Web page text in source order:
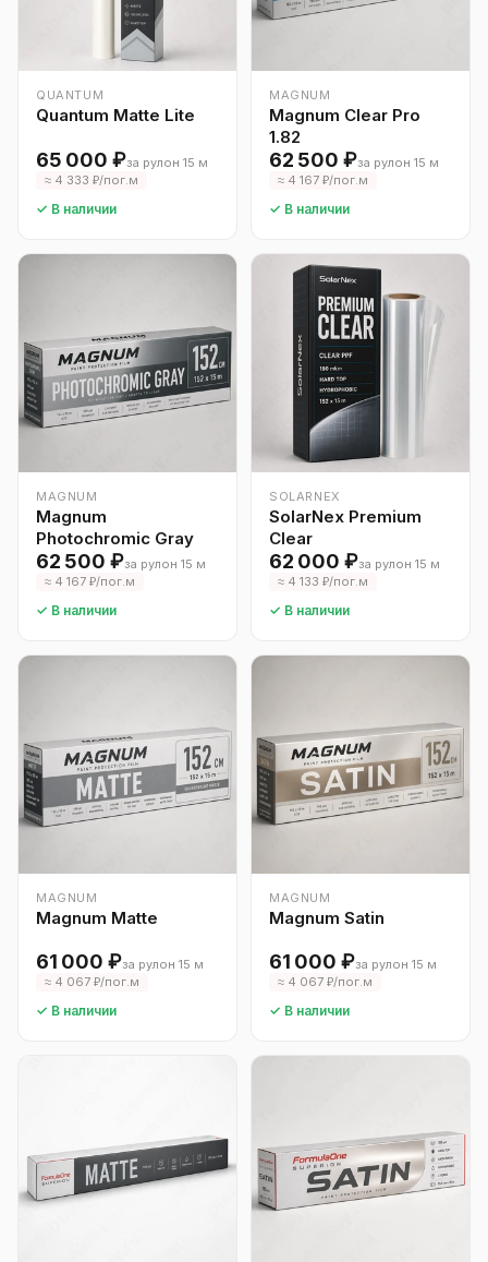
QUANTUM
Quantum Matte Lite
65 000 ₽за рулон 15 м
≈ 4 333 ₽/пог.м
✓ В наличии
MAGNUM
Magnum Clear Pro
1.82
62 500 ₽за рулон 15 м
≈ 4 167 ₽/пог.м
✓ В наличии
MAGNUM
Magnum
Photochromic Gray
62 500 ₽за рулон 15 м
≈ 4 167 ₽/пог.м
✓ В наличии
SOLARNEX
SolarNex Premium
Clear
62 000 ₽за рулон 15 м
≈ 4 133 ₽/пог.м
✓ В наличии
MAGNUM
Magnum Matte
61 000 ₽за рулон 15 м
≈ 4 067 ₽/пог.м
✓ В наличии
MAGNUM
Magnum Satin
61 000 ₽за рулон 15 м
≈ 4 067 ₽/пог.м
✓ В наличии